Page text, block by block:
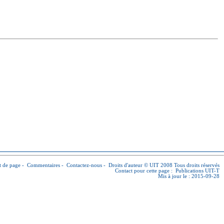
de page - Commentaires - Contactez-nous - Droits d'auteur © UIT 2008 Tous droits réservés
Contact pour cette page : Publications UIT-T
Mis à jour le : 2015-09-28